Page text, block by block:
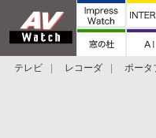
テレビ レコーダ ポータ